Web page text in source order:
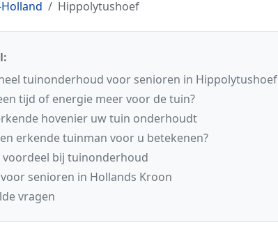
Hippolytushoef
tuinonderhoud voor senioren in Hippolytushoef
tijd of energie meer voor de tuin?
hovenier uw tuin onderhoudt
erkende tuinman voor u betekenen?
voordeel bij tuinonderhoud
senioren in Hollands Kroon
vragen